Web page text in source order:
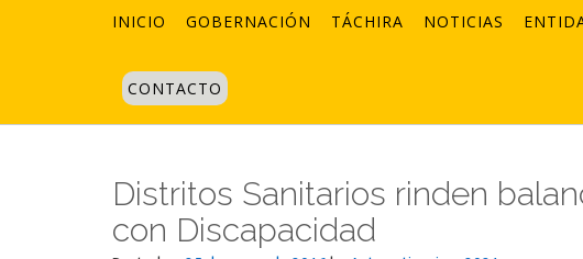
INICIO GOBERNACIÓN TÁCHIRA NOTICIAS
CONTACTO
Distritos Sanitarios rinden
con Discapacidad